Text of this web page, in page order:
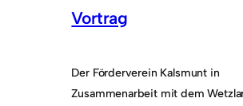
Vortrag
Der Förderverein Kalsmunt in
Zusammenarbeit mit dem